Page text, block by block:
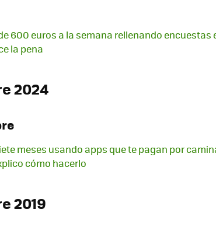
600 euros a la semana rellenando encuestas
la pena
2024
meses usando apps que te pagan por
cómo hacerlo
2019